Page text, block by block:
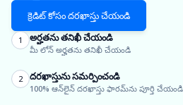
క్రెడిట్ కోసం దరఖాస్తు చేయండి
1 అర్హతను తనిఖీ చేయండి
మీ లోన్ అర్హతను తనిఖీ చేయండి
2 దరఖాస్తును సమర్పించండి
100% ఆన్‌లైన్ దరఖాస్తు ఫారమ్‌ను పూర్తి చేయండి